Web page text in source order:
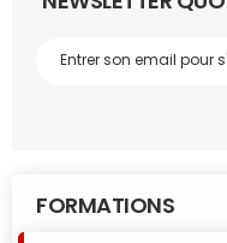
FORMATIONS